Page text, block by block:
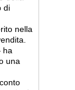
di
nella
ha
una